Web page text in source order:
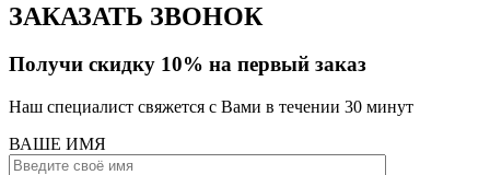
ЗАКАЗАТЬ ЗВОНОК
Получи скидку 10% на первый заказ
Наш специалист свяжется с Вами в течении 30 минут
ВАШЕ ИМЯ